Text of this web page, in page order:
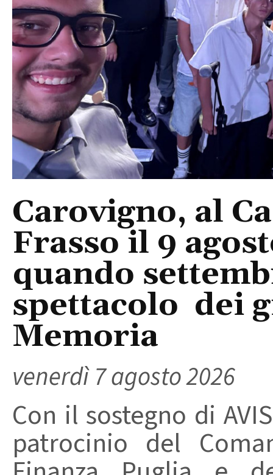
Carovigno, al
Frasso il 9
quando
spettacolo dei
Memoria
venerdì 7 agosto 2026
Con il sostegno di
patrocinio del